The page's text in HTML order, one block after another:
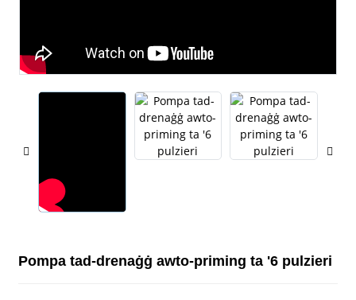
Pompa tad-drenaġġ awto-priming ta '6 pulzieri